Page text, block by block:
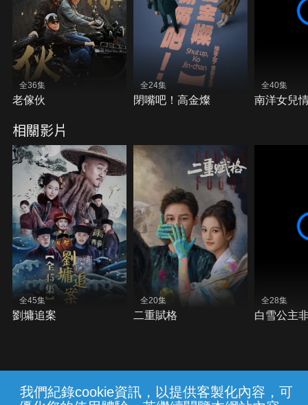
我們紀錄cookie資訊，以提供客製化內容，可
全36集
老傢伙
全24集
閉嘴吧！高金燦
全40集
南洋女兒
相關影片
全45集
劉墉追案
全20集
二重賦格
全28集
白雪公主
{{notifyMsg}}